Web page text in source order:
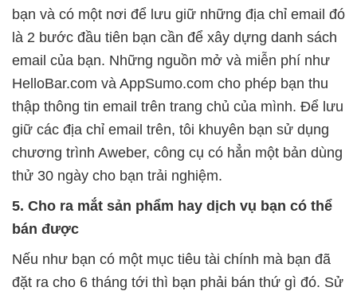
bạn và có một nơi để lưu giữ những địa chỉ email đó
là 2 bước đầu tiên bạn cần để xây dựng danh sách
email của bạn. Những nguồn mở và miễn phí như
HelloBar.com và AppSumo.com cho phép bạn thu
thập thông tin email trên trang chủ của mình. Để lưu
giữ các địa chỉ email trên, tôi khuyên bạn sử dụng
chương trình Aweber, công cụ có hẳn một bản dùng
thử 30 ngày cho bạn trải nghiệm.
5. Cho ra mắt sản phẩm hay dịch vụ bạn có thể
bán được
Nếu như bạn có một mục tiêu tài chính mà bạn đã
đặt ra cho 6 tháng tới thì bạn phải bán thứ gì đó. Sử